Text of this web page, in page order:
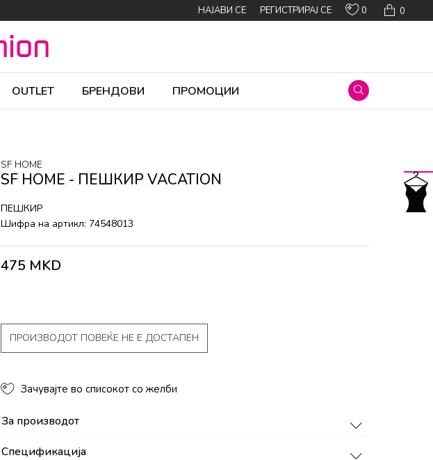
0
0
НАЈАВИ СЕ РЕГИСТРИРАЈ СЕ
OUTLET БРЕНДОВИ ПРОМОЦИИ
SF HOME
SF HOME - ПЕШКИР VACATION
ПЕШКИР
Шифра на артикл: 74548013
475 MKD
ПРОИЗВОДОТ ПОВЕЌЕ НЕ Е ДОСТАПЕН
Зачувајте во списокот со желби
За производот
Спецификација